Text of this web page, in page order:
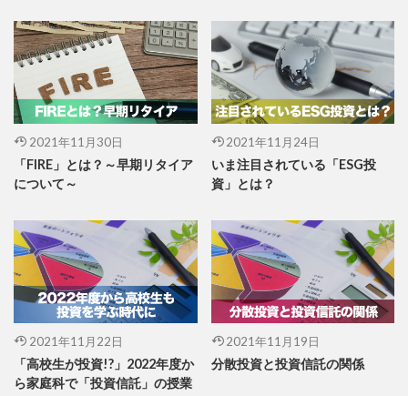
2021年11月30日
「FIRE」とは？～早期リタイア
について～
2021年11月24日
いま注目されている「ESG投
資」とは？
2021年11月22日
「高校生が投資!?」2022年度か
ら家庭科で「投資信託」の授業
2021年11月19日
分散投資と投資信託の関係